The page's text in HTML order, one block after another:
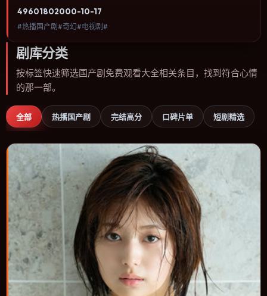
选择与情节推进，节奏与视听语言统一，可作为休闲观影或类型片补
片的选择。
49601802000-10-17
#热播国产剧#奇幻#电视剧#
剧库分类
按标签快速筛选国产剧免费观看大全相关条目，找到符合心情
的那一部。
全部 热播国产剧 完结高分 口碑片单 短剧精选